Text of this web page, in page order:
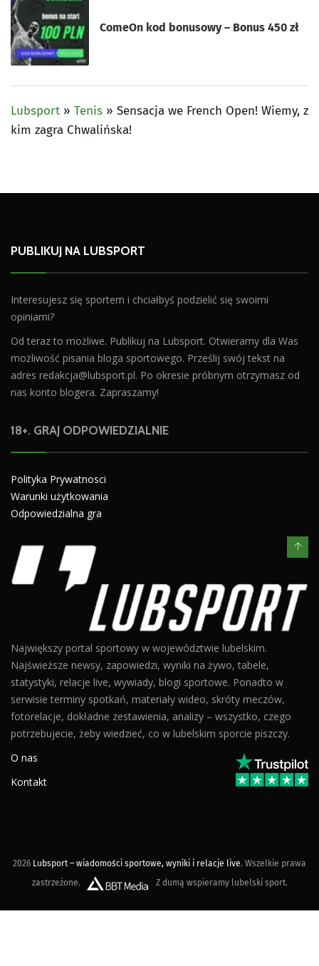
ComeOn kod bonusowy – Bonus 450 zł
Lubsport » Tenis » Sensacja we French Open! Wiemy, z
kim zagra Chwalińska!
PUBLIKUJ NA LUBSPORT
Interesujesz się sportem i chciałbyś podzielić się swoimi
opiniami?
Od teraz to możliwe. Publikuj na Lubsport. Otwieramy dla Was
możliwość pisania bloga sportowego. Prześlij swój tekst na
adres redakcja@lubsport.pl. Po okresie próbnym otrzymasz od
nas konto blogera. Zapraszamy!
18+. GRAJ ODPOWIEDZIALNIE
Polityka Prywatnosci
Warunki użytkowania
Odpowiedzialna gra
Największy portal sportowy w województwie lubelskim.
Najświeższe newsy, zapowiedzi, wyniki na żywo, tabele,
statystyki, relacje live, wywiady, blogi sportowe. Ponadto w
serwisie terminy spotkań, materiały wideo, skróty meczów,
fotorelacje, dokładne zestawienia, analizy – wszystko, czego
potrzebujecie, żeby wiedzieć, co w lubelskim sporcie piszczy.
O nas
Kontakt
2026 Lubsport – wiadomości sportowe, wyniki i relacje live. Wszelkie prawa
zastrzeżone.
Z dumą wspieramy lubelski sport.